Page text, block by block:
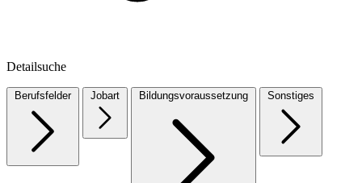
Detailsuche
Berufsfelder Jobart Bildungsvoraussetzung Sonstiges